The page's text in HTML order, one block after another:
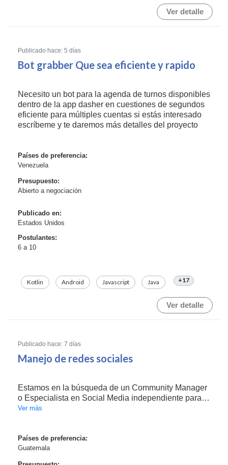
Ver detalle
Publicado hace: 5 días
Bot grabber Que sea eficiente y rapido
Necesito un bot para la agenda de turnos disponibles
dentro de la app dasher en cuestiones de segundos
eficiente para múltiples cuentas si estás interesado
escríbeme y te daremos más detalles del proyecto
Países de preferencia:
Venezuela
Presupuesto:
Abierto a negociación
Publicado en:
Estados Unidos
Postulantes:
6 a 10
Kotlin Android Javascript Java +17
Ver detalle
Publicado hace: 7 días
Manejo de redes sociales
Estamos en la búsqueda de un Community Manager
o Especialista en Social Media independiente para
gestionar y hacer crecer las redes sociales de nuestra
Ver más
Países de preferencia:
Guatemala